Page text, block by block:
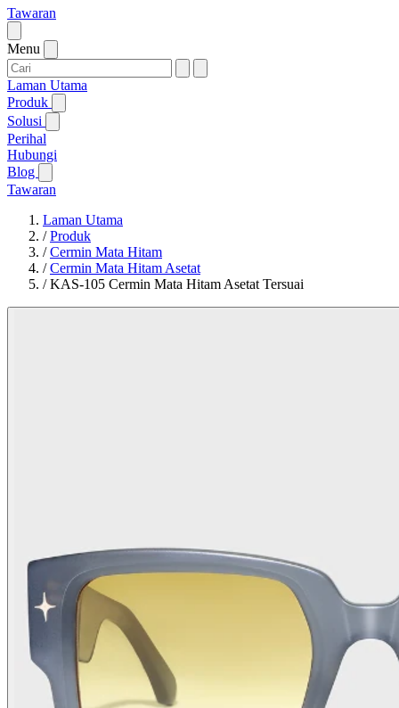
Tawaran
Menu
Laman Utama
Produk
Solusi
Perihal
Hubungi
Blog
Tawaran
Laman Utama
/Produk
/Cermin Mata Hitam
/Cermin Mata Hitam Asetat
/KAS-105 Cermin Mata Hitam Asetat Tersuai